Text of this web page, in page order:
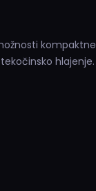
kompaktne
hlajenje.